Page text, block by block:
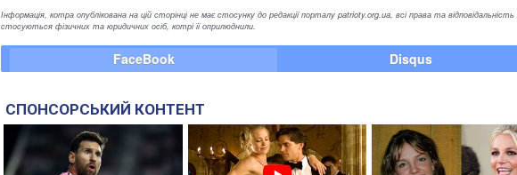
Інформація, котра опублікована на цій сторінці не має стосунку до редакції порталу patrioty.org.ua, всі права та відповідальність
стосуються фізичних та юридичних осіб, котрі її оприлюднили.
FaceBook Disqus
СПОНСОРСЬКИЙ КОНТЕНТ